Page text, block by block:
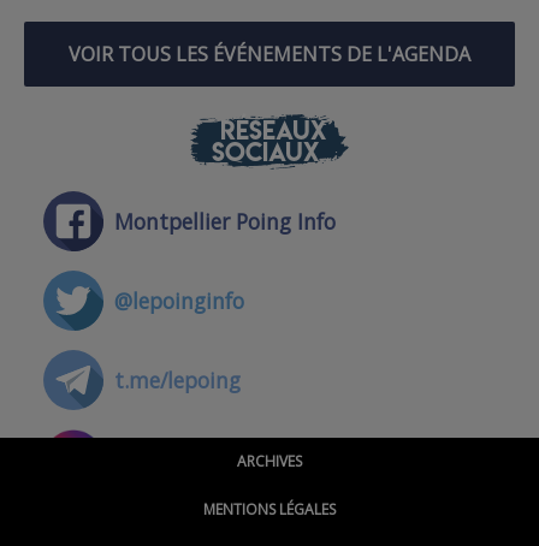
VOIR TOUS LES ÉVÉNEMENTS DE L'AGENDA
RÉSEAUX
SOCIAUX
Montpellier Poing Info
@lepoinginfo
t.me/lepoing
@montpellierpoinginfo
ARCHIVES
MENTIONS LÉGALES